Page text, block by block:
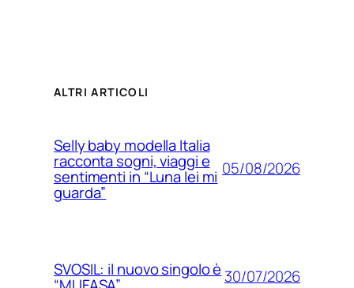
ALTRI ARTICOLI
Selly baby modella Italia
racconta sogni, viaggi e
sentimenti in “Luna lei mi
guarda”
05/08/2026
SVOSIL: il nuovo singolo è 30/07/2026